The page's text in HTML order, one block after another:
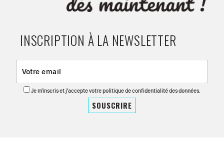
INSCRIPTION À LA NEWSLETTER
Je m'inscris et j'accepte votre politique de confidentialité des données.